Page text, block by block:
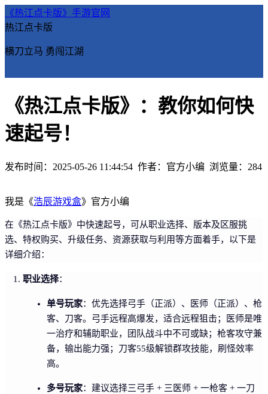
《热江点卡版》手游官网
热江点卡版
横刀立马 勇闯江湖
《热江点卡版》：教你如何快
速起号！
发布时间：2025-05-26 11:44:54 作者：官方小编 浏览量： 284
我是《浩辰游戏盒》官方小编
在《热江点卡版》中快速起号，可从职业选择、版本及区服挑
选、特权购买、升级任务、资源获取与利用等方面着手，以下是
详细介绍：
职业选择：
单号玩家：优先选择弓手（正派）、医师（正派）、枪
客、刀客。弓手远程高爆发，适合远程狙击；医师是唯
一治疗和辅助职业，团队战斗中不可或缺；枪客攻守兼
备，输出能力强；刀客55级解锁群攻技能，刷怪效率
高。
多号玩家：建议选择三弓手 + 三医师 + 一枪客 + 一刀